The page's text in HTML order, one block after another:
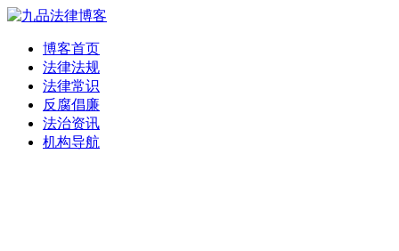
博客首页
法律法规
法律常识
反腐倡廉
法治资讯
机构导航